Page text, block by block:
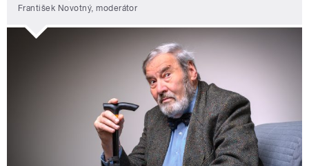
František Novotný, moderátor